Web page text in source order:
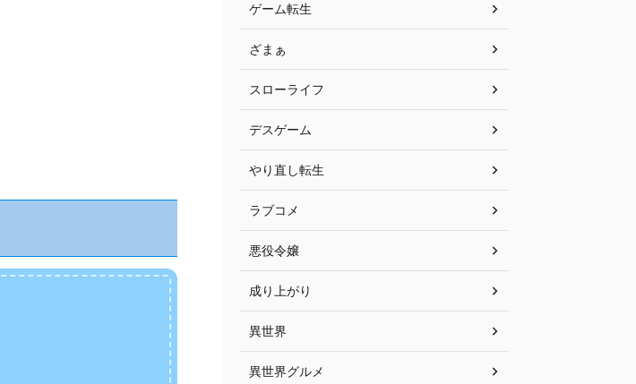
ゲーム転生
ざまぁ
スローライフ
デスゲーム
やり直し転生
ラブコメ
悪役令嬢
成り上がり
異世界
異世界グルメ